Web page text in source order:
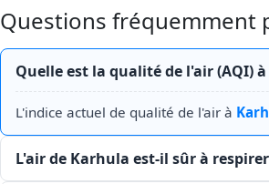
Questions fréquemment
Quelle est la qualité de l'air (AQI)
L'indice actuel de qualité de l'air à
L'air de Karhula est-il sûr à